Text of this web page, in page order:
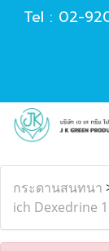
Tel : 02-
กระดานสนทนา
ich Dexedrine